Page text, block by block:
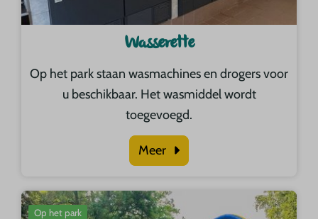
Wasserette
Op het park staan wasmachines en drogers voor
u beschikbaar. Het wasmiddel wordt
toegevoegd.
Meer
Op het park